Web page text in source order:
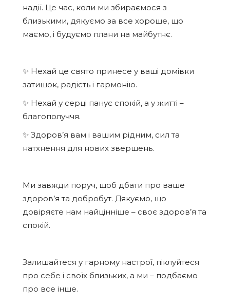
надії. Це час, коли ми збираємося з
близькими, дякуємо за все хороше, що
маємо, і будуємо плани на майбутнє.
✨ Нехай це свято принесе у ваші домівки
затишок, радість і гармонію.
✨ Нехай у серці панує спокій, а у житті –
благополуччя.
✨ Здоров’я вам і вашим рідним, сил та
натхнення для нових звершень.
Ми завжди поруч, щоб дбати про ваше
здоров’я та добробут. Дякуємо, що
довіряєте нам найцінніше – своє здоров’я та
спокій.
Залишайтеся у гарному настрої, піклуйтеся
про себе і своїх близьких, а ми – подбаємо
про все інше.